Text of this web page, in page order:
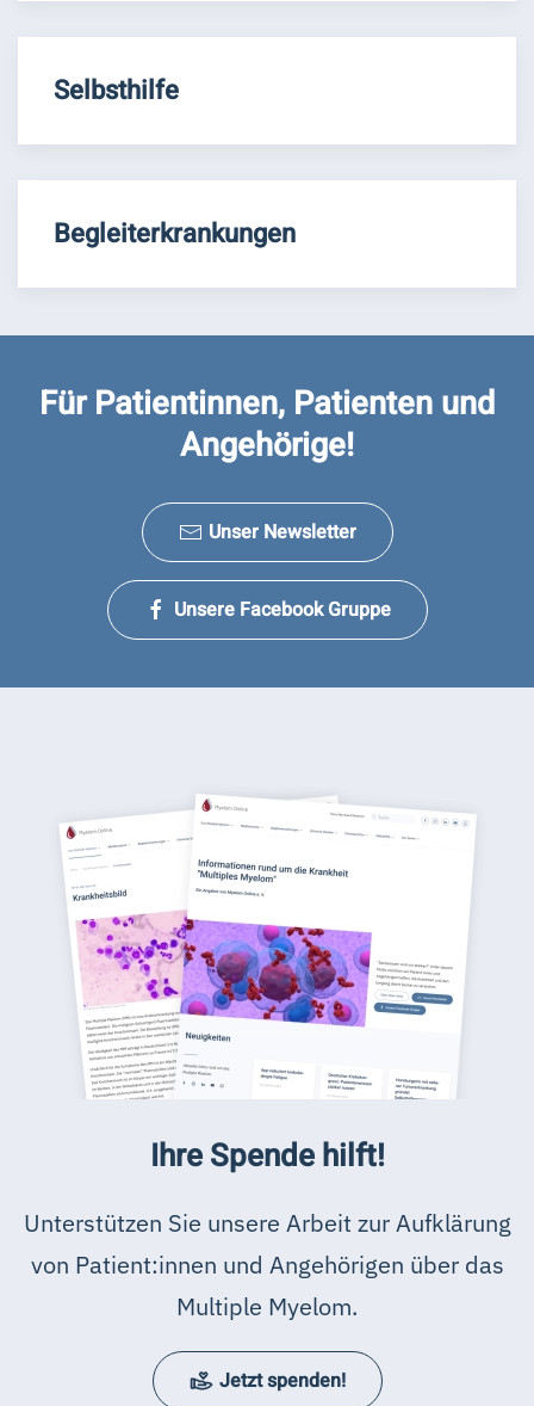
Selbsthilfe
Begleiterkrankungen
Für Patientinnen, Patienten und
Angehörige!
Unser Newsletter
Unsere Facebook Gruppe
Ihre Spende hilft!
Unterstützen Sie unsere Arbeit zur Aufklärung
von Patient:innen und Angehörigen über das
Multiple Myelom.
Jetzt spenden!